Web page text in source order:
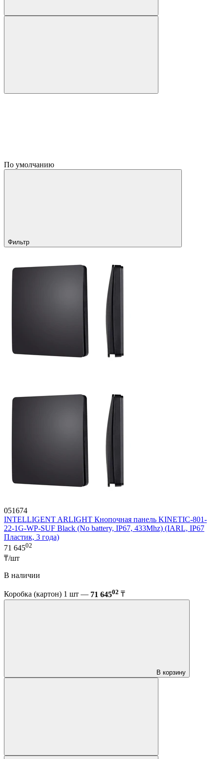
По умолчанию
Фильтр
051674
INTELLIGENT ARLIGHT Кнопочная панель KINETIC-801-
22-1G-WP-SUF Black (No battery, IP67, 433Mhz) (IARL, IP67
Пластик, 3 года)
71 64502
₸/шт
В наличии
Коробка (картон) 1 шт — 71 64502 ₸
В корзину